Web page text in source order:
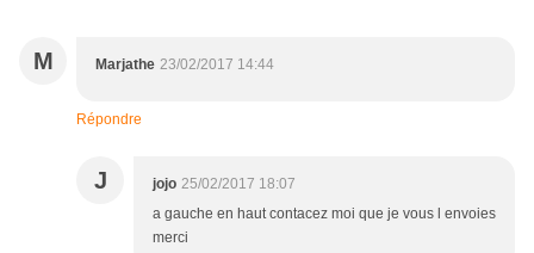
M Marjathe 23/02/2017 14:44
Répondre
J jojo 25/02/2017 18:07
a gauche en haut contacez moi que je vous l envoies
merci